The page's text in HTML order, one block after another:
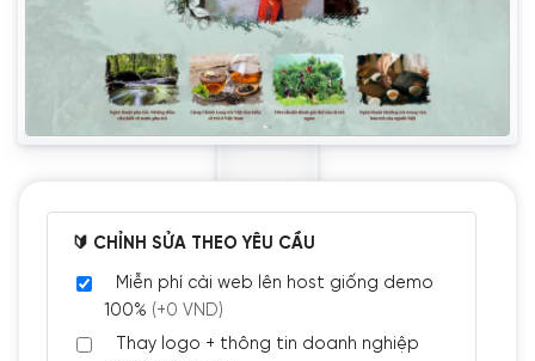
🔰 CHỈNH SỬA THEO YÊU CẦU
Miễn phí cài web lên host giống demo
100% (+0 VND)
Thay logo + thông tin doanh nghiệp